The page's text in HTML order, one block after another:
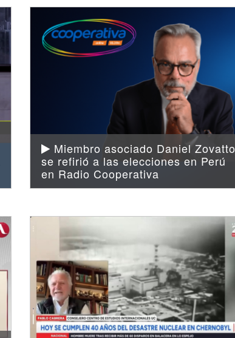
Miembro asociado Daniel Zovatto
se refirió a las elecciones en Perú
en Radio Cooperativa